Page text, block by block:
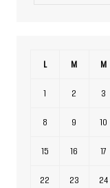
L M M
1 2 3
8 9 10
15 16 17
22 23 24